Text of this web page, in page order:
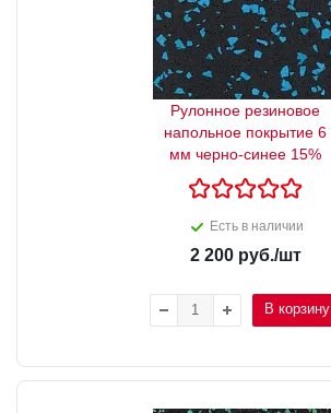
Рулонное резиновое
напольное покрытие 6
мм черно-синее 15%
Есть в наличии
2 200руб./шт
В корзину